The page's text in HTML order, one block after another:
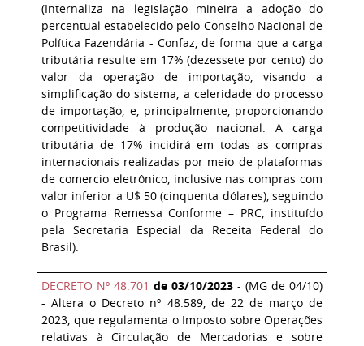
(Internaliza na legislação mineira a adoção do
percentual estabelecido pelo Conselho Nacional de
Política Fazendária - Confaz, de forma que a carga
tributária resulte em 17% (dezessete por cento) do
valor da operação de importação, visando a
simplificação do sistema, a celeridade do processo
de importação, e, principalmente, proporcionando
competitividade à produção nacional. A carga
tributária de 17% incidirá em todas as compras
internacionais realizadas por meio de plataformas
de comercio eletrônico, inclusive nas compras com
valor inferior a U$ 50 (cinquenta dólares), seguindo
o Programa Remessa Conforme – PRC, instituído
pela Secretaria Especial da Receita Federal do
Brasil).
DECRETO Nº 48.701 de 03/10/2023 - (MG de 04/10)
- Altera o Decreto nº 48.589, de 22 de março de
2023, que regulamenta o Imposto sobre Operações
relativas à Circulação de Mercadorias e sobre